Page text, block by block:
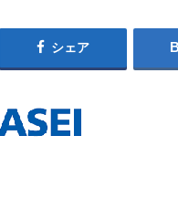
シェア